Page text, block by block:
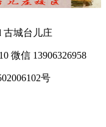
古城台儿庄
微信 13906326958
号